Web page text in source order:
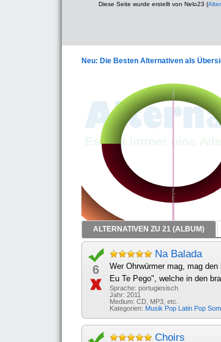
Diese Seite wurde erstellt von Nelo23 (
Neu: Die Besten Alternativen als
ALTERNATIVEN ZU 21 (ALBUM)
6
Na Balada
Wer Ohrwürmer mag, mag
Eu Te Pego", welche in den
Sprache: portugiesisch
Jahr: 2011
Medium: CD, MP3, etc.
Kategorien: Musik Pop Latin Pop
Choirs